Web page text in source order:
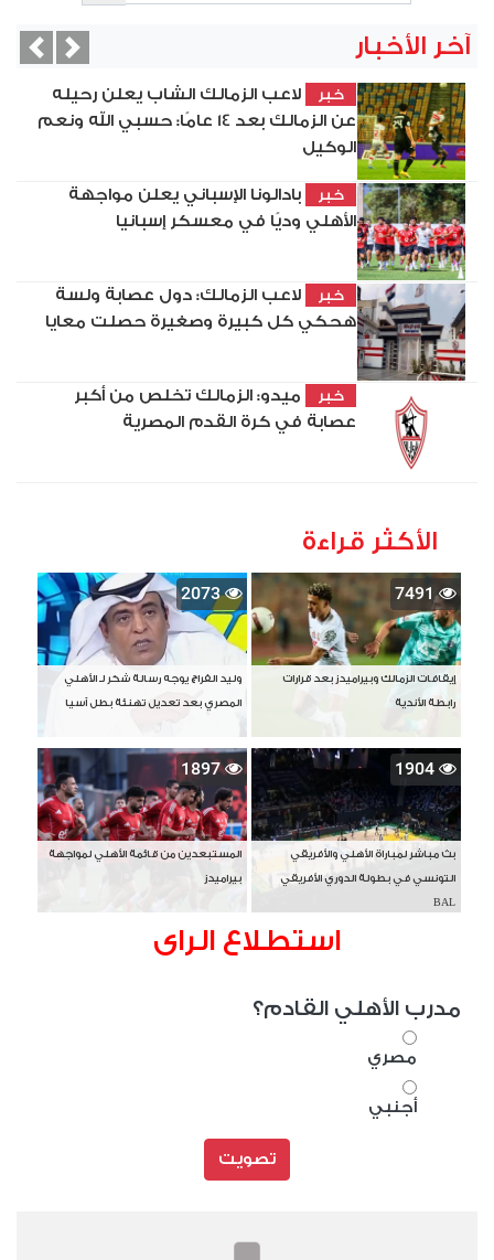
آخر الأخبار
خبر
لاعب الزمالك الشاب يعلن رحيله
عن الزمالك بعد 14 عامًا: حسبي الله ونعم
الوكيل
خبر
بادالونا الإسباني يعلن مواجهة
الأهلي وديًا في معسكر إسبانيا
خبر
لاعب الزمالك: دول عصابة ولسة
هحكي كل كبيرة وصغيرة حصلت معايا
خبر
ميدو: الزمالك تخلص من أكبر
عصابة في كرة القدم المصرية
Next
الأكثر قراءة
7491
إيقافات الزمالك وبيراميدز بعد قرارات
رابطة الأندية
2073
وليد الفراج يوجه رسالة شكر لـ الأهلي
المصري بعد تعديل تهنئة بطل آسيا
1904
بث مباشر لمباراة الأهلي والأفريقي
التونسي في بطولة الدوري الأفريقي
BAL
1897
المستبعدين من قائمة الأهلي لمواجهة
بيراميدز
استطلاع الراى
مدرب الأهلي القادم؟
مصري
أجنبي
تصويت